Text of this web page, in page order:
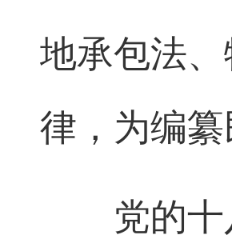
地承包法
律，为编
党的十八